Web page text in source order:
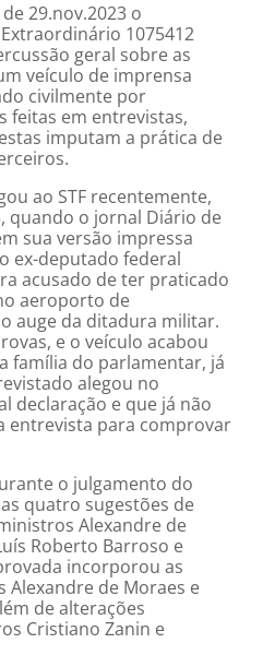
29.nov.2023 o
1075412
geral sobre as
veículo de imprensa
civilmente por
feitas em entrevistas,
imputam a prática de
ao STF recentemente,
quando o jornal Diário de
sua versão impressa
ex-deputado federal
acusado de ter praticado
aeroporto de
auge da ditadura militar.
e o veículo acabou
família do parlamentar, já
alegou no
declaração e que já não
entrevista para comprovar
o julgamento do
quatro sugestões de
Alexandre de
Roberto Barroso e
incorporou as
Alexandre de Moraes e
de alterações
Cristiano Zanin e